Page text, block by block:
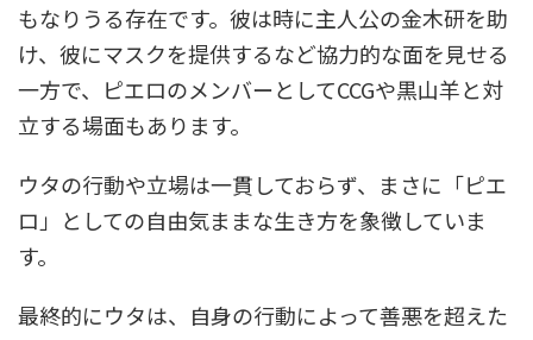
もなりうる存在です。彼は時に主人公の金木研を助
け、彼にマスクを提供するなど協力的な面を見せる
一方で、ピエロのメンバーとしてCCGや黒山羊と対
立する場面もあります。
ウタの行動や立場は一貫しておらず、まさに「ピエ
ロ」としての自由気ままな生き方を象徴していま
す。
最終的にウタは、自身の行動によって善悪を超えた